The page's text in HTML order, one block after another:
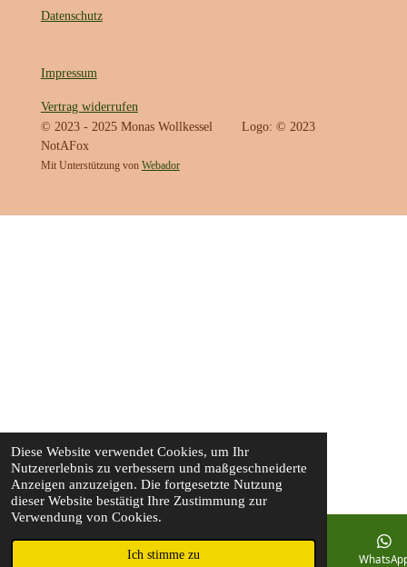
Diese Website verwendet Cookies, um Ihr
Nutzererlebnis zu verbessern und maßgeschneiderte
Anzeigen anzuzeigen. Die fortgesetzte Nutzung
dieser Website bestätigt Ihre Zustimmung zur
Verwendung von Cookies.
Ich stimme zu
Datenschutz
Impressum
Vertrag widerrufen
© 2023 - 2025 Monas Wollkessel Logo: © 2023
NotAFox
Mit Unterstützung von Webador
Telefon